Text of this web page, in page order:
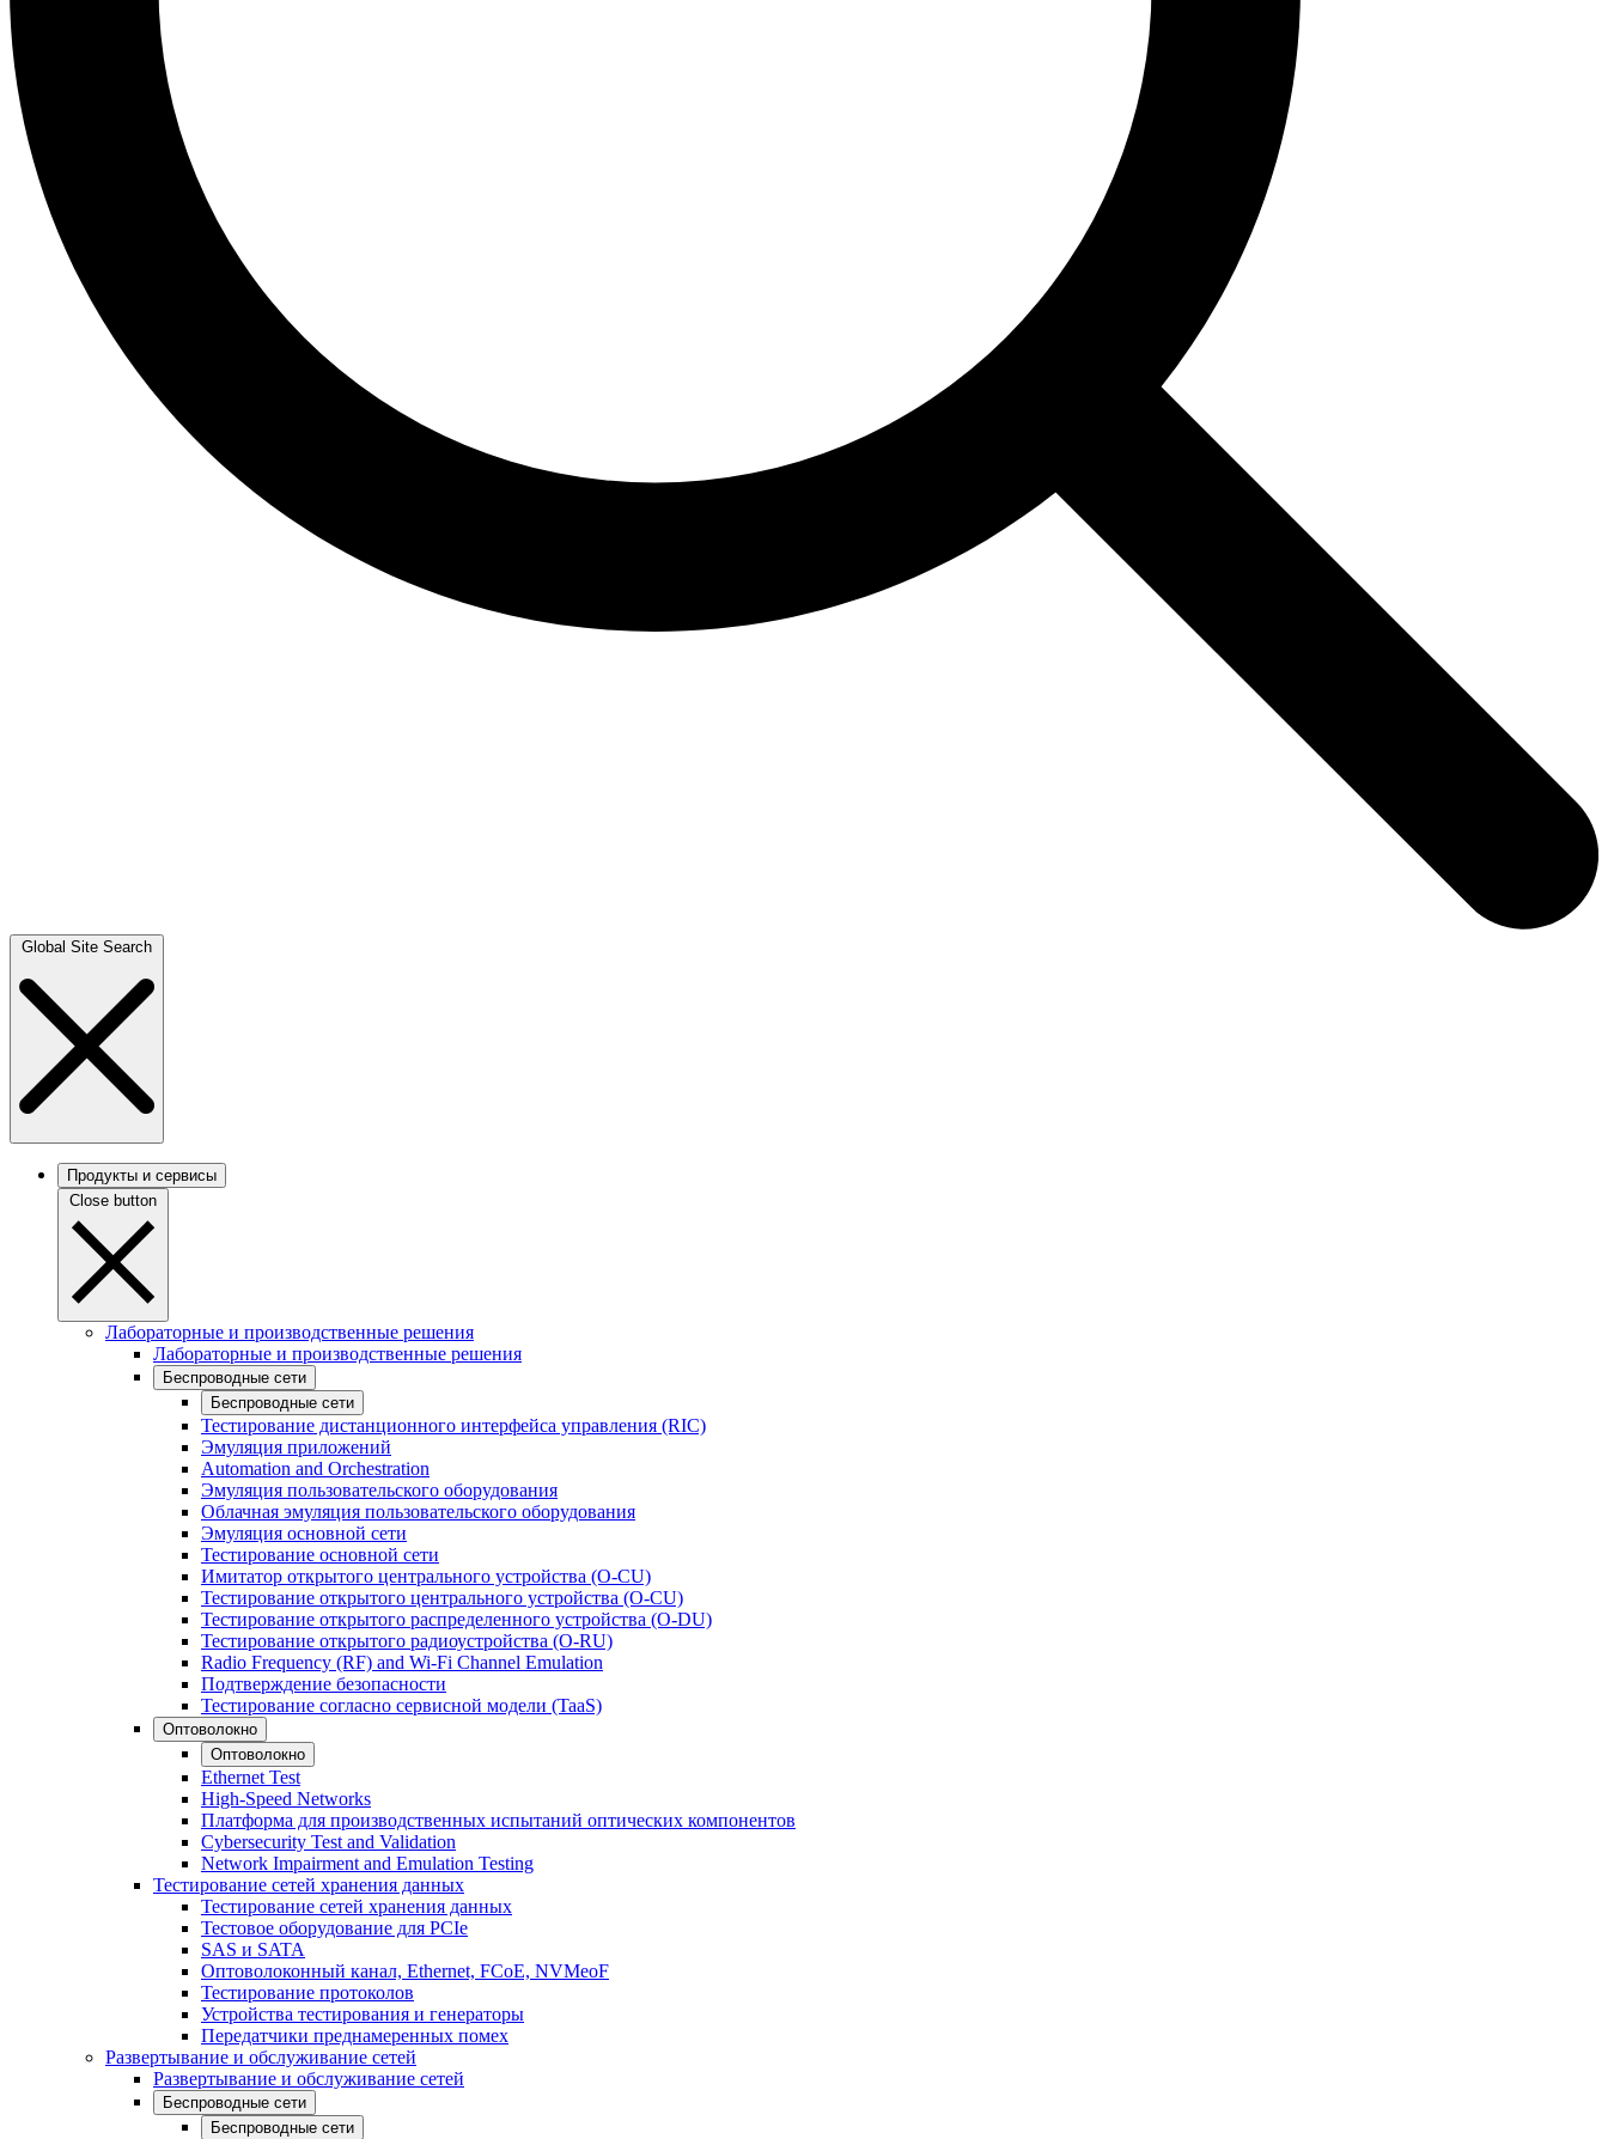
Global Site Search
Продукты и сервисы
Close button
Лабораторные и производственные решения
Лабораторные и производственные решения
Беспроводные сети
Беспроводные сети
Тестирование дистанционного интерфейса управления (RIC)
Эмуляция приложений
Automation and Orchestration
Эмуляция пользовательского оборудования
Облачная эмуляция пользовательского оборудования
Эмуляция основной сети
Тестирование основной сети
Имитатор открытого центрального устройства (O-CU)
Тестирование открытого центрального устройства (O-CU)
Тестирование открытого распределенного устройства (O-DU)
Тестирование открытого радиоустройства (O-RU)
Radio Frequency (RF) and Wi-Fi Channel Emulation
Подтверждение безопасности
Тестирование согласно сервисной модели (TaaS)
Оптоволокно
Оптоволокно
Ethernet Test
High-Speed Networks
Платформа для производственных испытаний оптических компонентов
Cybersecurity Test and Validation
Network Impairment and Emulation Testing
Тестирование сетей хранения данных
Тестирование сетей хранения данных
Тестовое оборудование для PCIe
SAS и SATA
Оптоволоконный канал, Ethernet, FCoE, NVMeoF
Тестирование протоколов
Устройства тестирования и генераторы
Передатчики преднамеренных помех
Развертывание и обслуживание сетей
Развертывание и обслуживание сетей
Беспроводные сети
Беспроводные сети